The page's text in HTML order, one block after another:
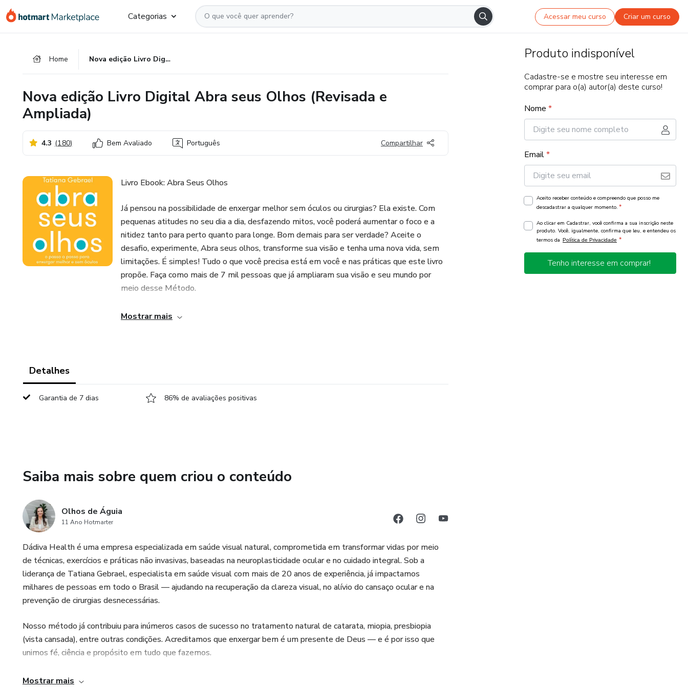
para
para
para
Categorias Acessar meu curso Criar um curso
Home Nova edição Livro Digital Abra seus Olhos (Revisada e Ampliada)
Nova edição Livro Digital Abra seus Olhos (Revisada e
Ampliada)
4.3 (180) Bem Avaliado Português Compartilhar
Livro Ebook: Abra Seus Olhos
Já pensou na possibilidade de enxergar melhor sem óculos ou cirurgias? Ela existe. Com
pequenas atitudes no seu dia a dia, desfazendo mitos, você poderá aumentar o foco e a
nitidez tanto para perto quanto para longe. Bom demais para ser verdade? Aceite o
desafio, experimente, Abra seus olhos, transforme sua visão e tenha uma nova vida, sem
limitações. É simples! Tudo o que você precisa está em você e nas práticas que este livro
propõe. Faça como mais de 7 mil pessoas que já ampliaram sua visão e seu mundo por
meio desse Método.
Mostrar mais
Detalhes
Garantia de 7 dias 86% de avaliações positivas
Saiba mais sobre quem criou o conteúdo
Olhos de Águia
11 Ano Hotmarter
Dádiva Health é uma empresa especializada em saúde visual natural, comprometida em transformar vidas por meio
de técnicas, exercícios e práticas não invasivas, baseadas na neuroplasticidade ocular e no cuidado integral. Sob a
liderança de Tatiana Gebrael, especialista em saúde visual com mais de 20 anos de experiência, já impactamos
milhares de pessoas em todo o Brasil — ajudando na recuperação da clareza visual, no alívio do cansaço ocular e na
prevenção de cirurgias desnecessárias.
Nosso método já contribuiu para inúmeros casos de sucesso no tratamento natural de catarata, miopia, presbiopia
(vista cansada), entre outras condições. Acreditamos que enxergar bem é um presente de Deus — e é por isso que
unimos fé, ciência e propósito em tudo que fazemos.
Entre os recursos que utilizamos em nossos treinamentos está o Óculos Estenopeico (popularmente conhecido como
Mostrar mais
Produto indisponível
Cadastre-se e mostre seu interesse em
comprar para o(a) autor(a) deste curso!
Nome *
Email*
Aceito receber conteúdo e compreendo que posso me
descadastrar a qualquer momento. *
Ao clicar em Cadastrar, você confirma a sua inscrição neste
produto. Você, igualmente, confirma que leu, e entendeu os
termos da Política de Privacidade *
Tenho interesse em comprar!